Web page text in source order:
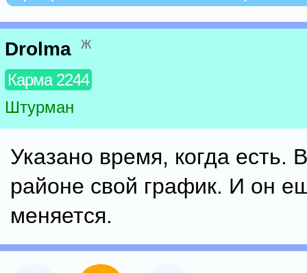
Drolma ж
Карма 2244
Штурман
Указано время, когда есть.
районе свой график. И он
меняется.